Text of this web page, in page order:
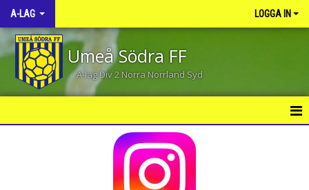
A-LAG LOGGA IN
Umeå Södra FF
A-lag Div 2 Norra Norrland Syd